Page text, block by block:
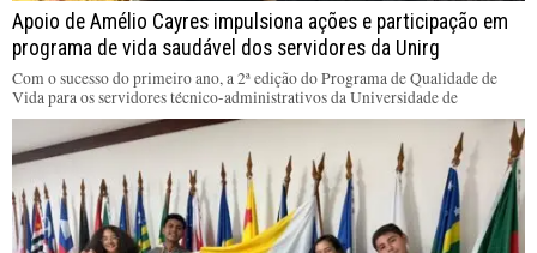
Apoio de Amélio Cayres impulsiona ações e participação em
programa de vida saudável dos servidores da Unirg
Com o sucesso do primeiro ano, a 2ª edição do Programa de Qualidade de
Vida para os servidores técnico-administrativos da Universidade de